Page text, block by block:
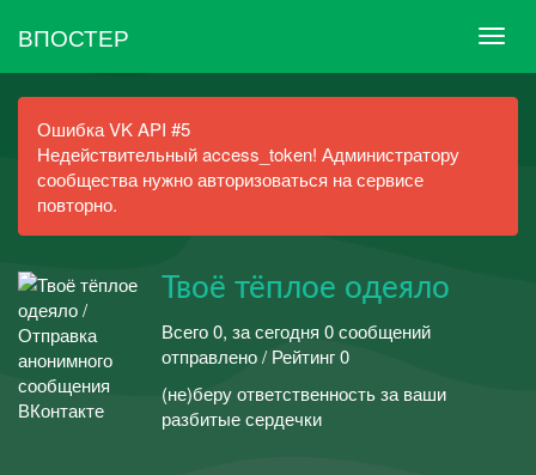
ВПОСТЕР
Ошибка VK API #5
Недействительный access_token! Администратору
сообщества нужно авторизоваться на сервисе
повторно.
Твоё тёплое одеяло
Всего 0, за сегодня 0 сообщений
отправлено / Рейтинг 0
(не)беру ответственность за ваши
разбитые сердечки